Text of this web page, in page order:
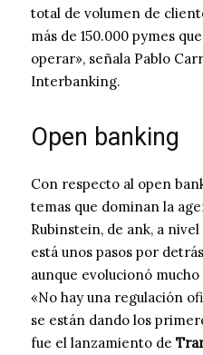
total de volumen de
más de 150.000 pymes
operar», señala Pablo
Interbanking.
Open banking
Con respecto al open
temas que dominan la
Rubinstein, de ank, a
está unos pasos por
aunque evolucionó
«No hay una regulación
se están dando los
fue el lanzamiento de